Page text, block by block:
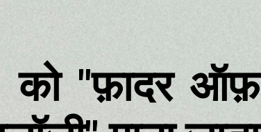
को "फ़ादर ऑफ़